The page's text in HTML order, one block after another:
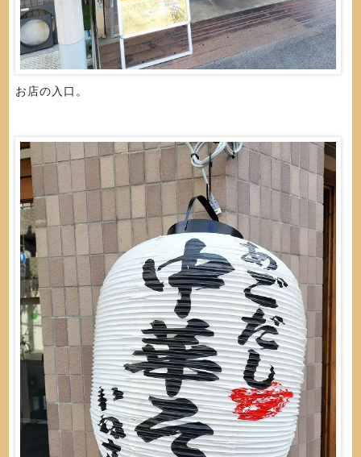
お店の入口。